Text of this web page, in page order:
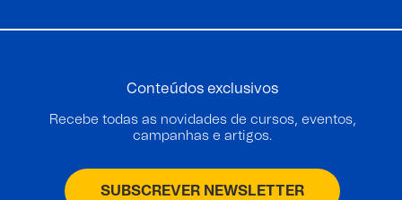
Conteúdos exclusivos
Recebe todas as novidades de cursos, eventos,
campanhas e artigos.
SUBSCREVER NEWSLETTER